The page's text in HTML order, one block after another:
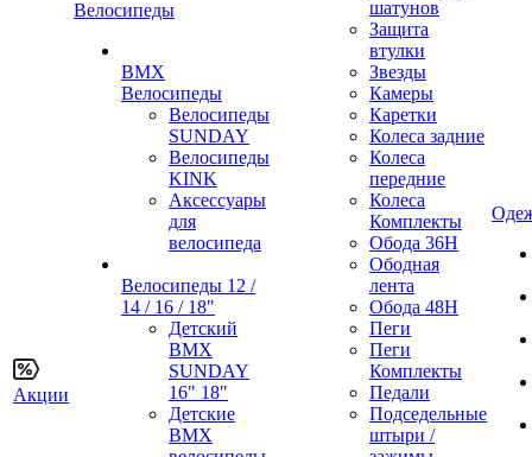
Акции
Велосипеды
BMX
Велосипеды
Велосипеды
SUNDAY
Велосипеды
KINK
Аксессуары
для
велосипеда
Велосипеды 12 /
14 / 16 / 18"
Детский
BMX
SUNDAY
16" 18"
Детские
BMX
шатунов
Защита
втулки
Звезды
Камеры
Каретки
Колеса задние
Колеса
передние
Колеса
Комплекты
Обода 36H
Ободная
лента
Обода 48H
Пеги
Пеги
Комплекты
Педали
Подседельные
штыри /